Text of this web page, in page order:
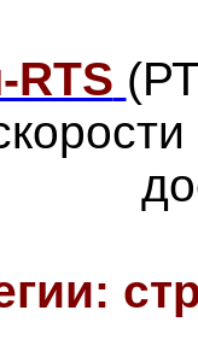
RTS